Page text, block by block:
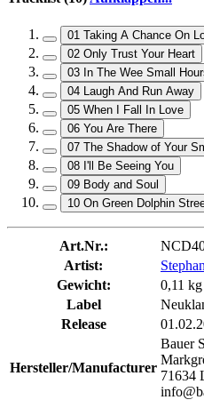
01 Taking A Chance On
02 Only Trust Your Heart
03 In The Wee Small
04 Laugh And Run Away
05 When I Fall In Love
06 You Are There
07 The Shadow of Your
08 I'll Be Seeing You
09 Body and Soul
10 On Green Dolphin
Art.Nr.:
Artist:
Gewicht:
0,11 kg
Label
Release
Hersteller/Manufacturer
Bauer
71634